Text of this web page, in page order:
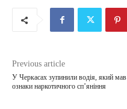
Previous article
У Черкасах зупинили водія, який мав
ознаки наркотичного сп’яніння